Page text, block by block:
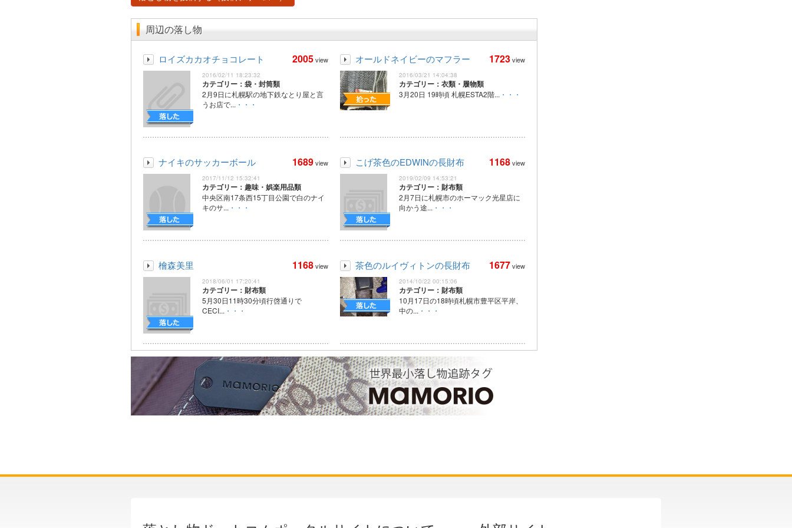
周辺の落し物
ロイズカカオチョコレート 2005view
2016/02/11 18:23:32
カテゴリー：袋・封筒類
2月9日に札幌駅の地下鉄なとり屋と言
うお店で... ・・・
オールドネイビーのマフラー 1723view
2016/03/21 14:04:38
カテゴリー：衣類・履物類
3月20日 19時頃 札幌ESTA2階... ・・・
ナイキのサッカーボール 1689view
2017/11/12 15:32:41
カテゴリー：趣味・娯楽用品類
中央区南17条西15丁目公園で白のナイ
キのサ... ・・・
こげ茶色のEDWINの長財布 1168view
2019/02/09 14:53:21
カテゴリー：財布類
2月7日に札幌市のホーマック光星店に
向かう途... ・・・
檜森美里 1168view
2018/06/01 17:20:41
カテゴリー：財布類
5月30日11時30分頃行啓通りで
CECI... ・・・
茶色のルイヴィトンの長財布 1677view
2014/10/22 00:15:06
カテゴリー：財布類
10月17日の18時頃札幌市豊平区平岸、
中の... ・・・